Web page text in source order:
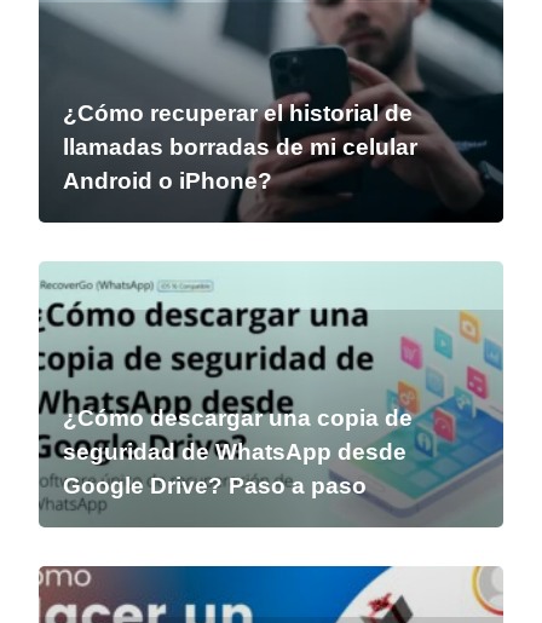
¿Cómo recuperar el historial de
llamadas borradas de mi celular
Android o iPhone?
¿Cómo descargar una copia de
seguridad de WhatsApp desde
Google Drive? Paso a paso